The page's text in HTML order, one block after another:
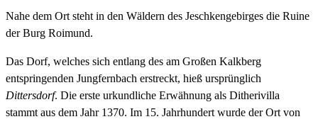
Nahe dem Ort steht in den Wäldern des Jeschkengebirges die Ruine
der Burg Roimund.
Das Dorf, welches sich entlang des am Großen Kalkberg
entspringenden Jungfernbach erstreckt, hieß ursprünglich
Dittersdorf. Die erste urkundliche Erwähnung als Ditherivilla
stammt aus dem Jahr 1370. Im 15. Jahrhundert wurde der Ort von